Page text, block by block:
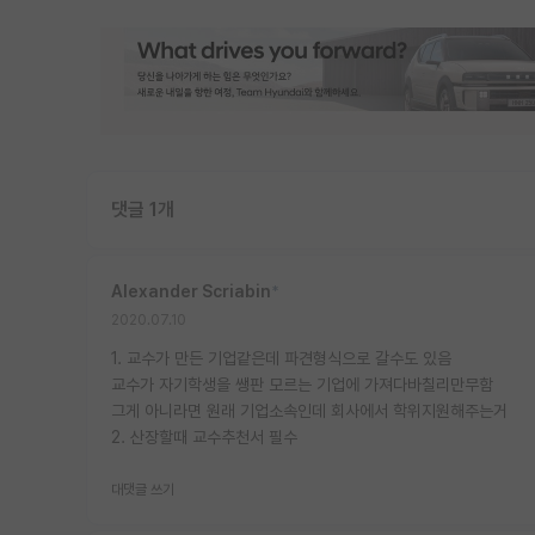
댓글 1개
Alexander Scriabin
1. 교수가 만든 기업같은데 파견형식으로 갈수도 있음
교수가 자기학생을 쌩판 모르는 기업에 가져다바칠리만무함
그게 아니라면 원래 기업소속인데 회사에서 학위지원해주는거
2. 산장할때 교수추천서 필수
대댓글 쓰기